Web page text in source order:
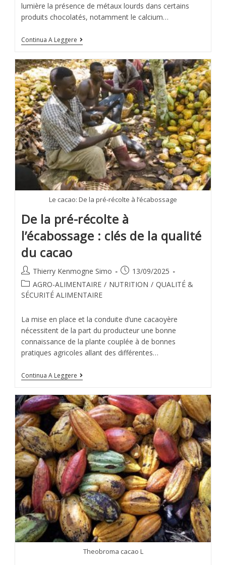
lumière la présence de métaux lourds dans certains
produits chocolatés, notamment le calcium…
Continua A Leggere
Le cacao: De la pré-récolte à l’écabossage
De la pré-récolte à
l’écabossage : clés de la qualité
du cacao
Thierry Kenmogne Simo
13/09/2025
AGRO-ALIMENTAIRE / NUTRITION / QUALITÉ &
SÉCURITÉ ALIMENTAIRE
La mise en place et la conduite d’une cacaoyère
nécessitent de la part du producteur une bonne
connaissance de la plante couplée à de bonnes
pratiques agricoles allant des différentes…
Continua A Leggere
Theobroma cacao L